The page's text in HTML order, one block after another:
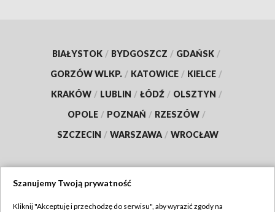
BIAŁYSTOK / BYDGOSZCZ / GDAŃSK /
GORZÓW WLKP. / KATOWICE / KIELCE /
KRAKÓW / LUBLIN / ŁÓDŹ / OLSZTYN /
OPOLE / POZNAŃ / RZESZÓW /
SZCZECIN / WARSZAWA / WROCŁAW
Szanujemy Twoją prywatność
Kliknij "Akceptuję i przechodzę do serwisu", aby wyrazić zgody na